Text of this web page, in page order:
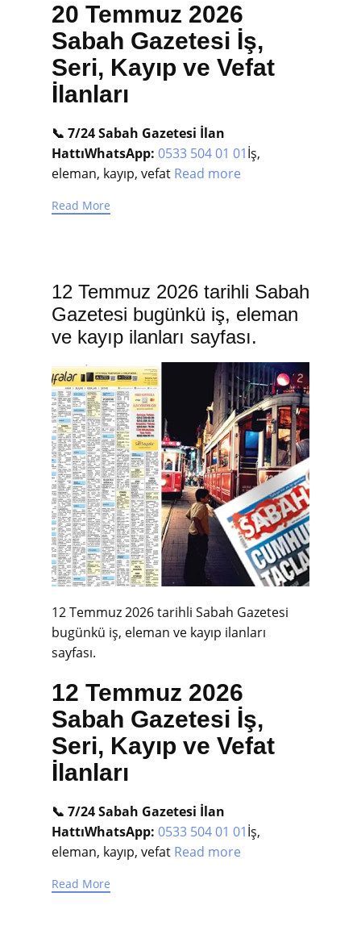
20 Temmuz 2026
Sabah Gazetesi İş,
Seri, Kayıp ve Vefat
İlanları
📞 7/24 Sabah Gazetesi İlan
HattıWhatsApp: 0533 504 01 01İş,
eleman, kayıp, vefat Read more
Read More
12 Temmuz 2026 tarihli Sabah
Gazetesi bugünkü iş, eleman
ve kayıp ilanları sayfası.
12 Temmuz 2026 tarihli Sabah Gazetesi
bugünkü iş, eleman ve kayıp ilanları
sayfası.
12 Temmuz 2026
Sabah Gazetesi İş,
Seri, Kayıp ve Vefat
İlanları
📞 7/24 Sabah Gazetesi İlan
HattıWhatsApp: 0533 504 01 01İş,
eleman, kayıp, vefat Read more
Read More